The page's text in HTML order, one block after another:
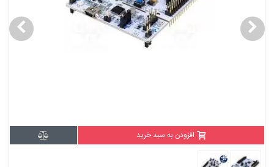
افزودن به سبد خرید